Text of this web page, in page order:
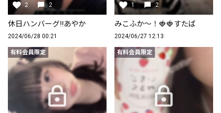
2 2
休日ハンバーグ‼️あやか
2024/06/28 00:21
1 2
みこふか〜！🍓🍓すたば
2024/06/27 12:13
有料会員限定 有料会員限定